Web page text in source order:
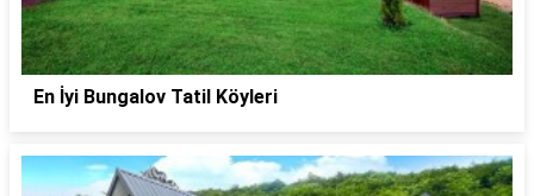
En İyi Bungalov Tatil Köyleri